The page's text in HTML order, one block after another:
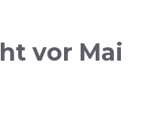
vor Mai